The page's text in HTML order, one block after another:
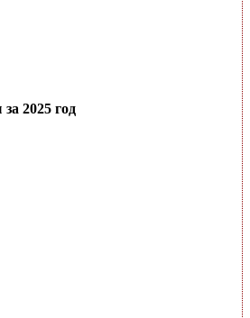
2025 год